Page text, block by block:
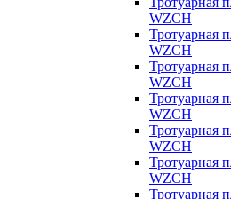
WZCH
Тротуарная
WZCH
Тротуарная
WZCH
Тротуарная
WZCH
Тротуарная
WZCH
Тротуарная
WZCH
Тротуарная